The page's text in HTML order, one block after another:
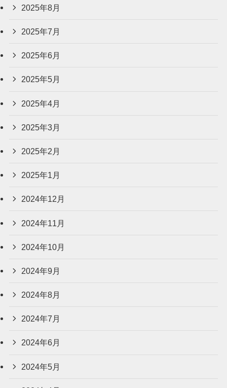
2025年8月
2025年7月
2025年6月
2025年5月
2025年4月
2025年3月
2025年2月
2025年1月
2024年12月
2024年11月
2024年10月
2024年9月
2024年8月
2024年7月
2024年6月
2024年5月